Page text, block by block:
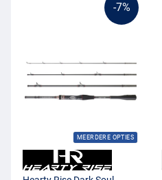
-7%
MEERDERE OPTIES